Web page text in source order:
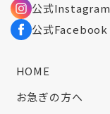
公式Instagram
公式Facebook
HOME
お急ぎの方へ